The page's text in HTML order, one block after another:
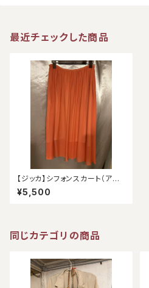
最近チェックした商品
【ジッカ】シフォンスカート（アウ
トレット）
¥5,500
同じカテゴリの商品